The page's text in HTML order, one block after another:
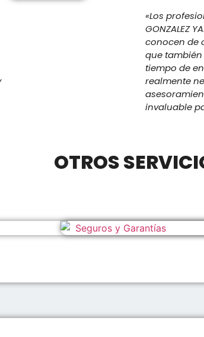
«Los
GONZALEZ
conocen de
que
tiempo de
realmente
invaluable
OTROS